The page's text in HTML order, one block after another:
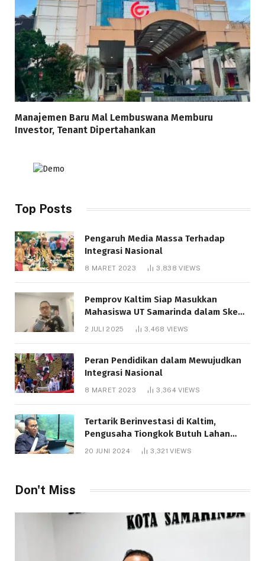
Manajemen Baru Mal Lembuswana Memburu
Investor, Tenant Dipertahankan
Top Posts
Pengaruh Media Massa Terhadap
Integrasi Nasional
8 MARET 2023 3,838VIEWS
Pemprov Kaltim Siap Masukkan
Mahasiswa UT Samarinda dalam Skema
Bantuan Pendidikan Gratispol
2 JULI 2025 3,468 VIEWS
Peran Pendidikan dalam Mewujudkan
Integrasi Nasional
8 MARET 2023 3,364VIEWS
Tertarik Berinvestasi di Kaltim,
Pengusaha Tiongkok Butuh Lahan
1.000 Hektare
20 JUNI 2024 3,321VIEWS
Don't Miss